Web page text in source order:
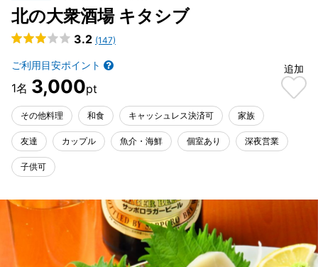
北の大衆酒場 キタシブ
3.2 (147)
ご利用目安ポイント
3,000
追加
その他料理 和食 キャッシュレス決済可 家族
友達 カップル 魚介・海鮮 個室あり 深夜営業
子供可